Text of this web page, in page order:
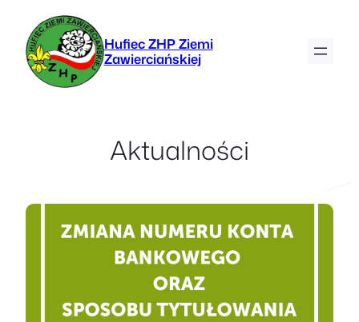
Przejdź
treści
Hufiec ZHP Ziemi
Zawierciańskiej
Aktualności